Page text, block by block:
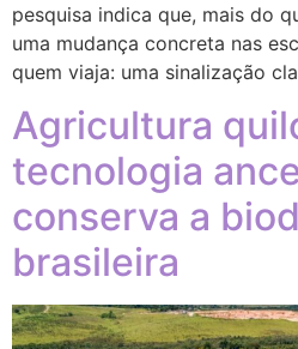
pesquisa indica que, mais do
uma mudança concreta nas
quem viaja: uma sinalização
Agricultura
tecnologia
conserva a
brasileira